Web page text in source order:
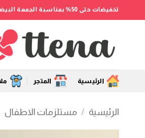
للمحتوى
تخفيضات حتى 50% بمناسبة الجمعة البيضاء
الرئيسية المتجر
الرئيسية / مستلزمات الاطفال